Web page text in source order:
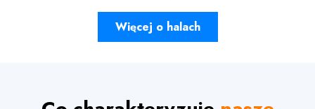
Więcej o halach